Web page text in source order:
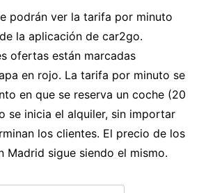
podrán ver la tarifa por minuto
la aplicación de car2go.
ofertas están marcadas
en rojo. La tarifa por minuto se
en que se reserva un coche (20
se inicia el alquiler, sin importar
los clientes. El precio de los
Madrid sigue siendo el mismo.